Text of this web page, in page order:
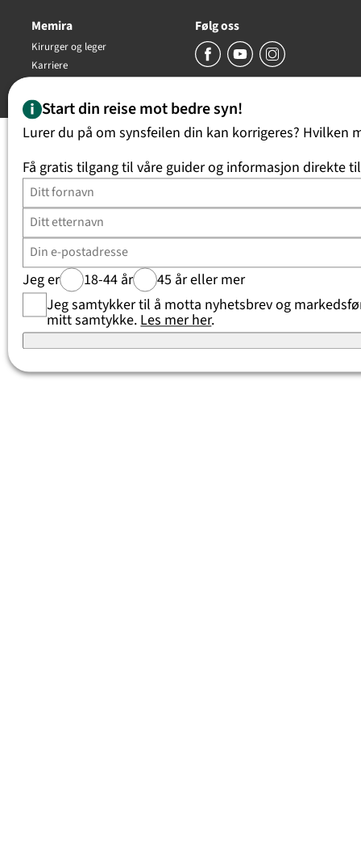
Memira
Kirurger og leger
Karriere
Følg oss
Start din reise mot bedre syn!
Lurer du på om synsfeilen din kan korrigeres? Hvilken
Få gratis tilgang til våre guider og informasjon direkte
Jeg er 18-44 år
45 år eller mer
Jeg samtykker til å motta nyhetsbrev og
mitt samtykke. Les mer her.